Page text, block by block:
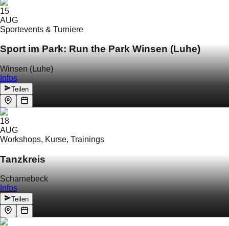
15
AUG
Sportevents & Turniere
Sport im Park: Run the Park Winsen (Luhe)
Winsen (Luhe)
Infos
Teilen
18
AUG
Workshops, Kurse, Trainings
Tanzkreis
Scharnebeck
Infos
Teilen